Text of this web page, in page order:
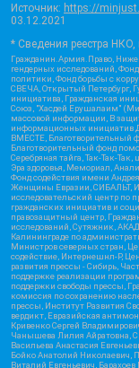
Источник: https://
03.12.2021
* Сведения реестра
Гражданин.Армия.Право,
гендерных исследований,
политики, Фонд борьбы с
СВЕЧА, Открытый Петербург,
инициатива, Гражданская
Союз, "Хасдей Ерушалаим"
массовой информации, В
информационных инициатив
ВМЕСТЕ, Благотворительный
Благотворительный фонд
Серебряная тайга, Так-Так-
Эра здоровья, Мемориал,
Фонд содействия имени
Женщины Евразии, СИБАЛЬТ,
исследовательский центр по
гражданских инициатив и
правозащитный центр,
исследований, Сутяжник,
Калининграде по
Министров северных стран,
содействие, Интернешнл-Р,
развития прессы - Сибирь,
поддержке реализации
поддержки свободы прессы,
комиссия по сохранению
прессы, Институт Развития
вердикт, Евразийская
Кривенко Сергей
Чанышева Лилия Айратовна,
Васильева Анастасия
Бойко Анатолий Николаевич,
Виталий Евгеньевич,